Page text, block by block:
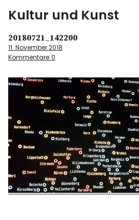
Kultur und Kunst
kultur & kunst
Spiele
Konzerte
Museen bei…
Bloggerreisen
20180721_142200
11. November 2018
Kommentare 0